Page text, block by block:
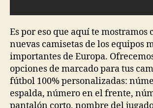
Es por eso que aquí te mostramos
nuevas camisetas de los equipos
importantes de Europa.
opciones de marcado para tus
fútbol 100% personalizadas:
espalda, número en el frente,
pantalón corto, nombre del